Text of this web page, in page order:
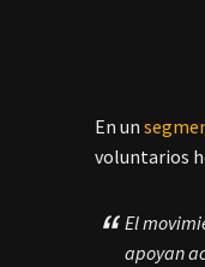
En un
voluntarios
El
apoyan